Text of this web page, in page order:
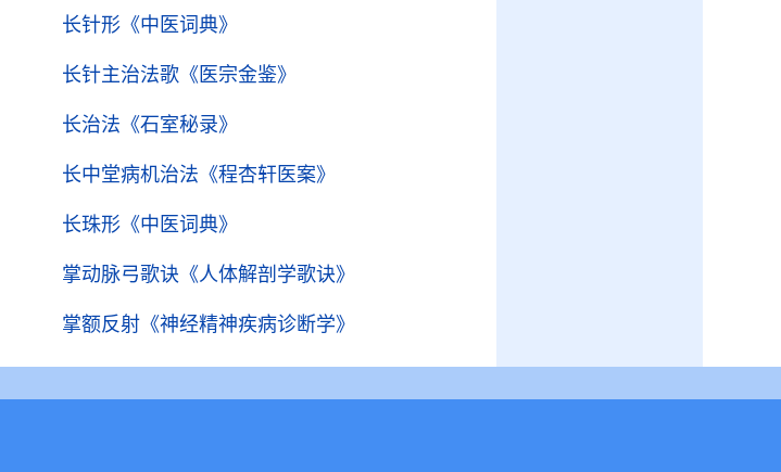
长针形 《中医词典》
长针主治法歌 《医宗金鉴》
长治法 《石室秘录》
长中堂病机治法 《程杏轩医案》
长珠形 《中医词典》
掌动脉弓歌诀 《人体解剖学歌诀》
掌额反射 《神经精神疾病诊断学》